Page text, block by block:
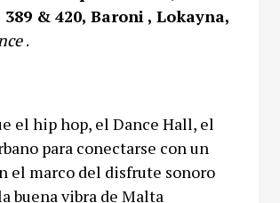
& 420, Baroni , Lokayna,
.
el hip hop, el Dance Hall, el
para conectarse con un
el marco del disfrute sonoro
buena vibra de Malta